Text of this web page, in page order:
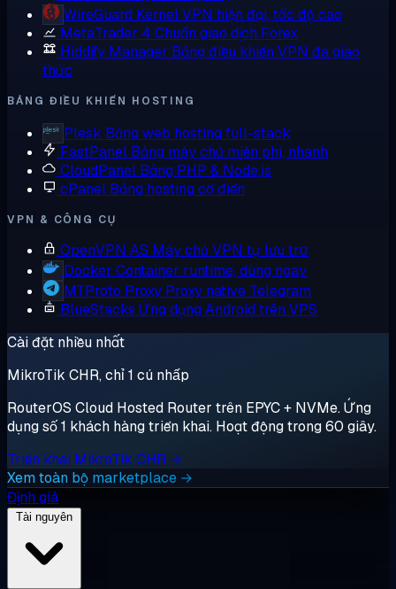
WireGuard Kernel VPN hiện đại, tốc độ cao
MetaTrader 4 Chuẩn giao dịch Forex
Hiddify Manager Bảng điều khiển VPN đa giao
thức
BẢNG ĐIỀU KHIỂN HOSTING
Plesk Bảng web hosting full-stack
FastPanel Bảng máy chủ miễn phí, nhanh
CloudPanel Bảng PHP & Node.js
cPanel Bảng hosting cổ điển
VPN & CÔNG CỤ
OpenVPN AS Máy chủ VPN tự lưu trữ
Docker Container runtime, dùng ngay
MTProto Proxy Proxy native Telegram
BlueStacks Ứng dụng Android trên VPS
Cài đặt nhiều nhất
MikroTik CHR, chỉ 1 cú nhấp
RouterOS Cloud Hosted Router trên EPYC + NVMe. Ứng
dụng số 1 khách hàng triển khai. Hoạt động trong 60 giây.
Triển khai MikroTik CHR →
Xem toàn bộ marketplace →
Định giá